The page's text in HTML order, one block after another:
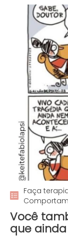
Faça
Você
que